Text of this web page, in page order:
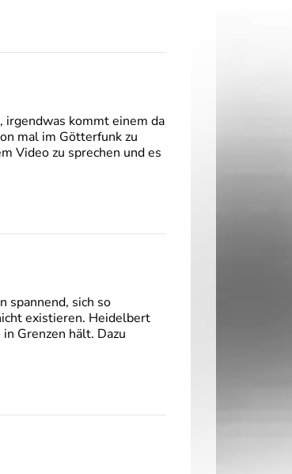
kommt einem da
mal im Götterfunk zu
Video zu sprechen und es
spannend, sich so
existieren. Heidelbert
Grenzen hält. Dazu